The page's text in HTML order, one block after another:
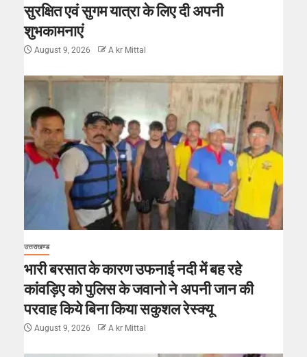
सुरक्षित एवं सुगम यात्रा के लिए दी अपनी
शुभकामनाएं
August 9, 2026 A kr Mittal
उत्तराखण्ड
भारी बरसात के कारण उफनाई नदी में बह रहे
कांवड़िए को पुलिस के जवानो ने अपनी जान की
परवाह किये बिना किया सकुशल रेस्क्यू
August 9, 2026 A kr Mittal